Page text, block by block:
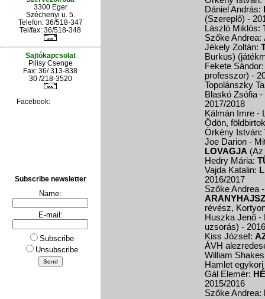
3300 Eger
Széchenyi u. 5.
Telefon: 36/518-347
Tel/fax: 36/518-348
Sajtókapcsolat
Pilisy Csenge
Fax: 36/ 313-838
30 /218-3520
Facebook:
Subscribe newsletter
Name:
E-mail:
Subscribe
Unsubscribe
Dániel András:
(Szereplő) -
László Miklós:
Szőke Andrea:
Jékely Zoltán:
Burkus)
Fekete
professzor) -
Topolánszky
Blaskó Zsófia
2017/2018
Kálmán Imre -
Ödön,
Örkény István:
Joe Darion -
LOVAGJA
Hedry Mária:
Vajda Katalin:
2016/2017
Szőke Andrea
révész,
Huszka Jenő
uzsorás) -
Kiss József:
ÁVH
William
Hamlet
Gál Elemér:
2015/2016
Szőke Andrea: